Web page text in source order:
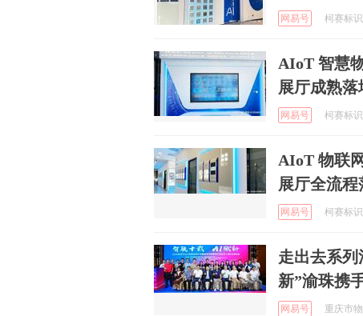
网易号 柯赛标
AIoT 智慧
展厅成熟落
网易号 柯赛标
AIoT 物联
展厅全流
网易号 柯赛标
走出去系
新”渝珠携
网易号 重庆市